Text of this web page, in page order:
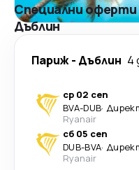
Специални
Дъблин
Париж- Дъблин 4
ср 02 сеп
BVA-DUB·
Ryanair
сб 05 сеп
DUB-BVA·
Ryanair